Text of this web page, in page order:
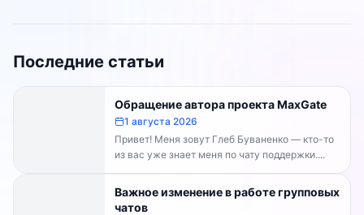
Последние статьи
Обращение автора проекта MaxGate
1 августа 2026
Привет! Меня зовут Глеб Буваненко — кто-то
из вас уже знает меня по чату поддержки....
Важное изменение в работе групповых
чатов